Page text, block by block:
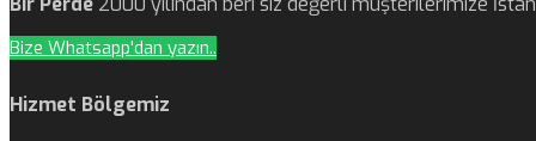
Bize Whatsapp'dan yazın..
Hizmet Bölgemiz